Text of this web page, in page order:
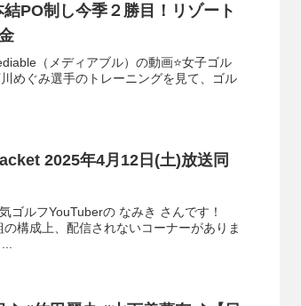
PO制し今季２勝目！リゾート
（メディアブル）の動画⭐️女子ゴル
めぐみ選手のトレーニングを見て、ゴル
2025年4月12日(土)放送同
ゴルフYouTuberの なみき さんです！
構成上、配信されないコーナーがありま